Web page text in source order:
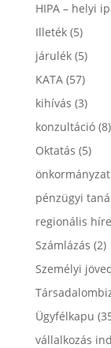
HIPA – helyi
Illeték(5)
járulék(5)
KATA(57)
kihívás (3)
konzultáció(8)
Oktatás (5)
pénzügyi
regionális
Számlázás (2)
Személyi
Ügyfélkapu
vállalkozás